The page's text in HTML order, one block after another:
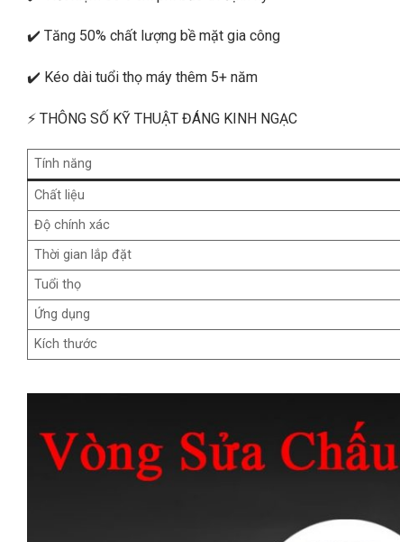
✔️ Tăng 50% chất lượng bề mặt gia công
✔️ Kéo dài tuổi thọ máy thêm 5+ năm
⚡ THÔNG SỐ KỸ THUẬT ĐÁNG KINH NGẠC
Tính năng
Chất liệu
Độ chính xác
Thời gian lắp đặt
Tuổi thọ
Ứng dụng
Kích thước